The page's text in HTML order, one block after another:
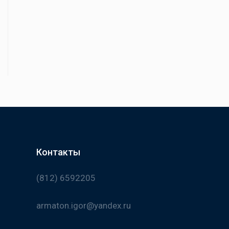
Контакты
(812) 6592205
armaton.igor@yandex.ru